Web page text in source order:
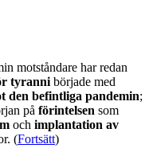
motståndare har redan
tyranni började med
den befintliga pandemin;
på förintelsen som
och implantation av
(Fortsätt)